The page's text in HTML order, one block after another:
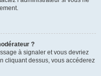
?
à signaler et vous devriez
cliquant dessus, vous accéderez